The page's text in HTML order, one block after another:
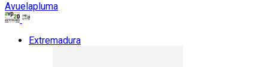
Avuelapluma
Extremadura